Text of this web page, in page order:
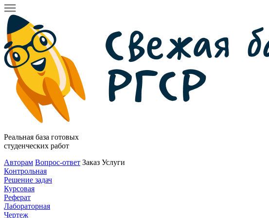
Реальная база готовых
студенческих работ
Авторам Вопрос-ответ Заказ Услуги
Контрольная
Решение задач
Курсовая
Реферат
Лабораторная
Чертеж